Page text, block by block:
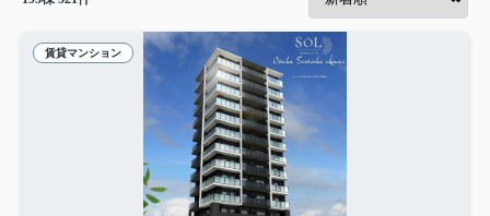
賃貸マンション